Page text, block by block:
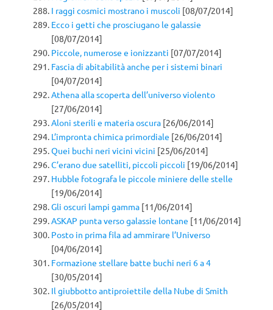
I raggi cosmici mostrano i muscoli [08/07/2014]
Ecco i getti che prosciugano le galassie
[08/07/2014]
Piccole, numerose e ionizzanti [07/07/2014]
Fascia di abitabilità anche per i sistemi binari
[04/07/2014]
Athena alla scoperta dell’universo violento
[27/06/2014]
Aloni sterili e materia oscura [26/06/2014]
L’impronta chimica primordiale [26/06/2014]
Quei buchi neri vicini vicini [25/06/2014]
C’erano due satelliti, piccoli piccoli [19/06/2014]
Hubble fotografa le piccole miniere delle stelle
[19/06/2014]
Gli oscuri lampi gamma [11/06/2014]
ASKAP punta verso galassie lontane [11/06/2014]
Posto in prima fila ad ammirare l’Universo
[04/06/2014]
Formazione stellare batte buchi neri 6 a 4
[30/05/2014]
Il giubbotto antiproiettile della Nube di Smith
[26/05/2014]